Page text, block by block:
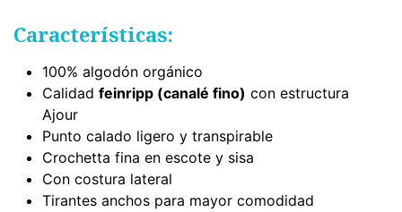
Características:
100% algodón orgánico
Calidad feinripp (canalé fino) con estructura
Ajour
Punto calado ligero y transpirable
Crochetta fina en escote y sisa
Con costura lateral
Tirantes anchos para mayor comodidad